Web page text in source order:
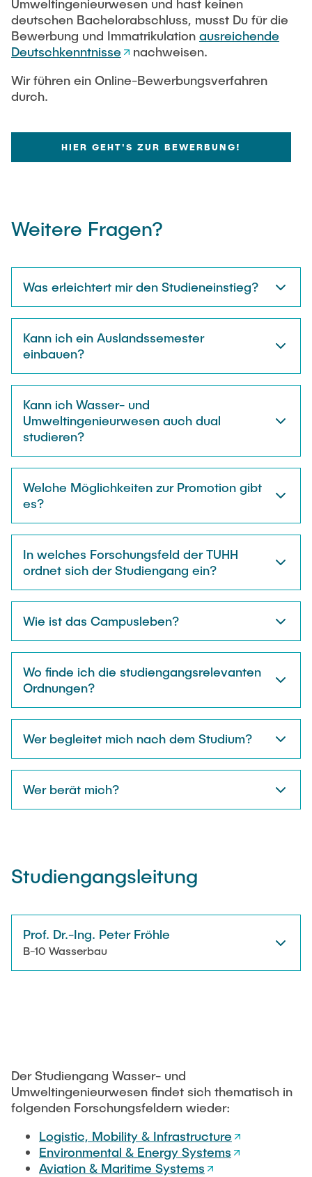
Umweltingenieurwesen und hast keinen
deutschen Bachelorabschluss, musst Du für die
Bewerbung und Immatrikulation ausreichende
Deutschkenntnisse
nachweisen.
Wir führen ein Online-Bewerbungsverfahren
durch.
HIER GEHT'S ZUR BEWERBUNG!
Weitere Fragen?
Was erleichtert mir den Studieneinstieg?
Kann ich ein Auslandssemester
einbauen?
Kann ich Wasser- und
Umweltingenieurwesen auch dual
studieren?
Welche Möglichkeiten zur Promotion gibt
es?
In welches Forschungsfeld der TUHH
ordnet sich der Studiengang ein?
Wie ist das Campusleben?
Wo finde ich die studiengangsrelevanten
Ordnungen?
Wer begleitet mich nach dem Studium?
Wer berät mich?
Studiengangsleitung
Prof. Dr.-Ing. Peter Fröhle
B-10 Wasserbau
Der Studiengang Wasser- und
Umweltingenieurwesen findet sich thematisch in
folgenden Forschungsfeldern wieder:
Logistic, Mobility & Infrastructure
Environmental & Energy Systems
Aviation & Maritime Systems